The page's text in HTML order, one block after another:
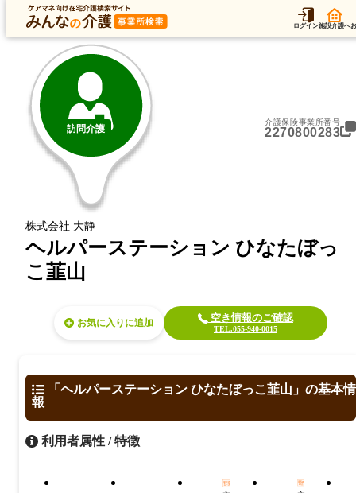
ログイン施設介護へ
トップ データ
トップ 静岡県 伊豆の国市 訪問介護 ヘルパーステーション ひなたぼっこ韮山
訪問介護
株式会社 大静
介護保険事業所番号
2270800283
ヘルパーステーション ひなたぼっ
こ韮山
お気に入り 空き情報のご確認
TEL.055-940-0015
「ヘルパーステーション ひなたぼっこ韮山」の基本情
報
利用者属性 / 特徴